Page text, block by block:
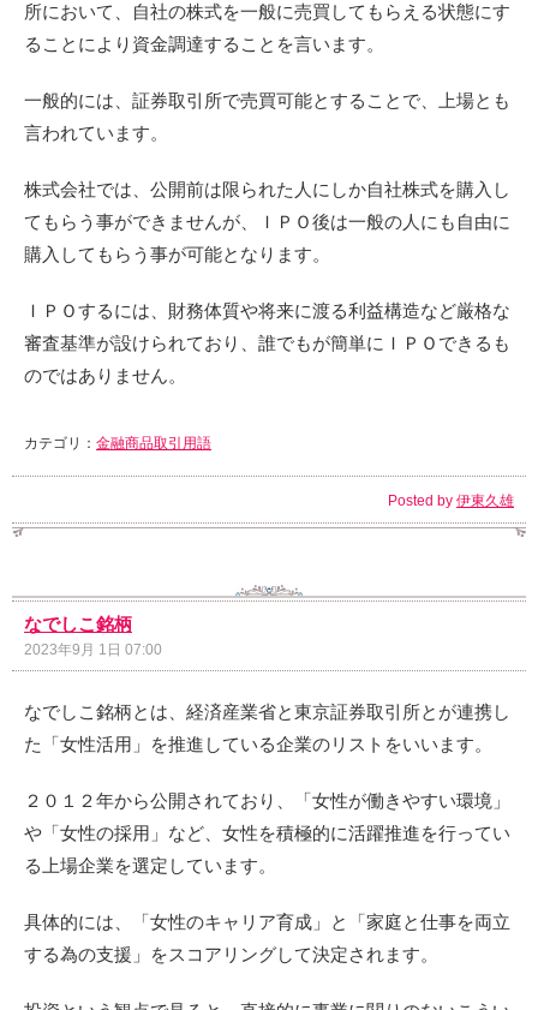
所において、自社の株式を一般に売買してもらえる状態にす
ることにより資金調達することを言います。
一般的には、証券取引所で売買可能とすることで、上場とも
言われています。
株式会社では、公開前は限られた人にしか自社株式を購入し
てもらう事ができませんが、ＩＰＯ後は一般の人にも自由に
購入してもらう事が可能となります。
ＩＰＯするには、財務体質や将来に渡る利益構造など厳格な
審査基準が設けられており、誰でもが簡単にＩＰＯできるも
のではありません。
カテゴリ： 金融商品取引用語
Posted by 伊東久雄
なでしこ銘柄
2023年9月 1日 07:00
なでしこ銘柄とは、経済産業省と東京証券取引所とが連携し
た「女性活用」を推進している企業のリストをいいます。
２０１２年から公開されており、「女性が働きやすい環境」
や「女性の採用」など、女性を積極的に活躍推進を行ってい
る上場企業を選定しています。
具体的には、「女性のキャリア育成」と「家庭と仕事を両立
する為の支援」をスコアリングして決定されます。